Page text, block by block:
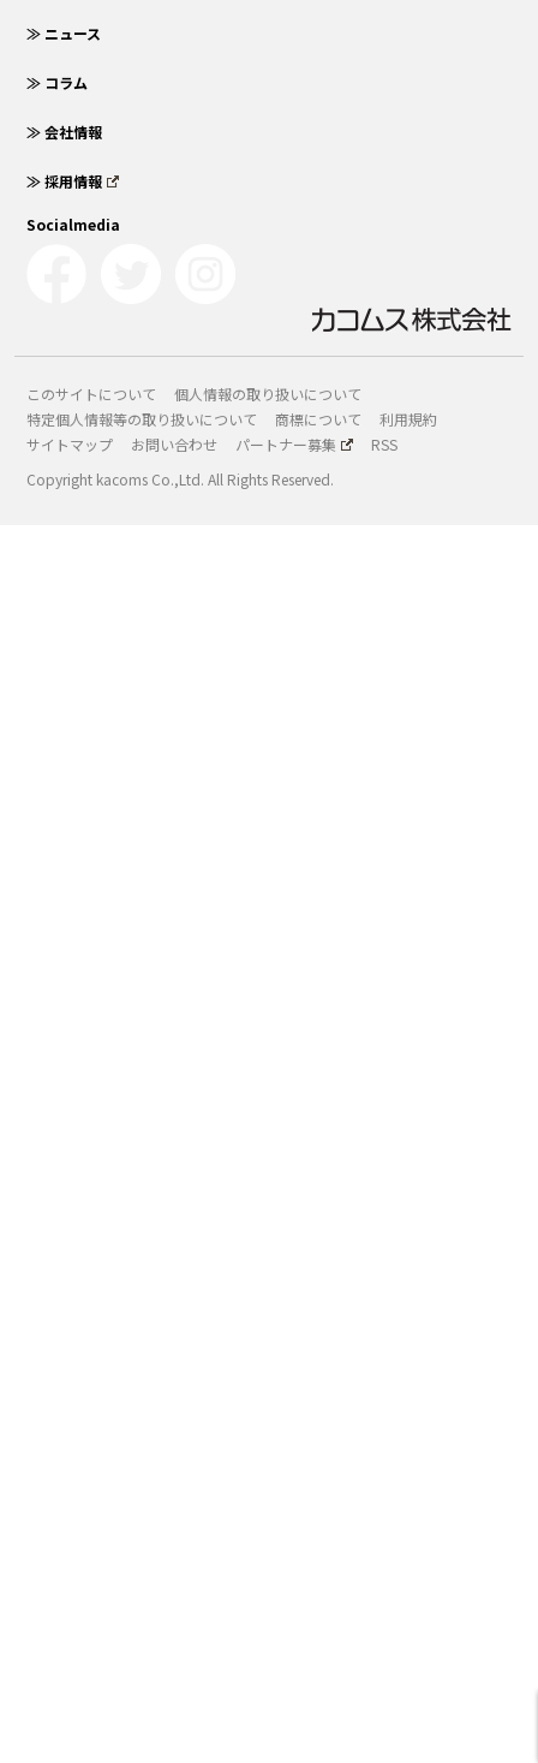
≫ ニュース
≫ コラム
≫ 会社情報
≫ 採用情報
Socialmedia
このサイトについて
個人情報の取り扱いについて
特定個人情報等の取り扱いについて
商標について
利用規約
サイトマップ
お問い合わせ パートナー募集
RSS
Copyright kacoms Co.,Ltd. All Rights Reserved.